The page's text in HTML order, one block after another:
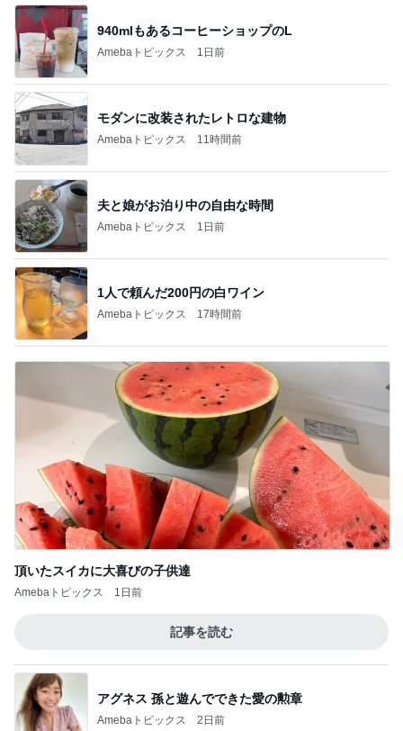
940mlもあるコーヒーショップのL
Amebaトピックス 1日前
モダンに改装されたレトロな建物
Amebaトピックス 11時間前
夫と娘がお泊り中の自由な時間
Amebaトピックス 1日前
1人で頼んだ200円の白ワイン
Amebaトピックス 17時間前
頂いたスイカに大喜びの子供達
Amebaトピックス 1日前
記事を読む
アグネス 孫と遊んでできた愛の勲章
Amebaトピックス 2日前